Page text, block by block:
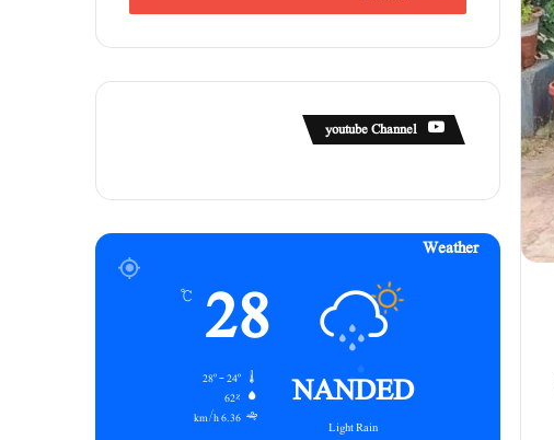
youtube Channel
Weather
NANDED
Light Rain
28
℃
62%
6.36 km/h